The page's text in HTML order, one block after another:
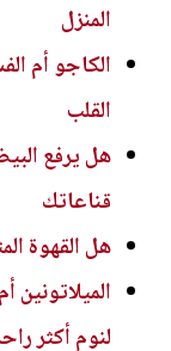
المنزل
الكاجو أم
القلب
هل يرفع
قناعاتك
هل القهوة
لنوم أكثر